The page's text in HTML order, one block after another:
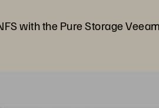
with the Pure Storage